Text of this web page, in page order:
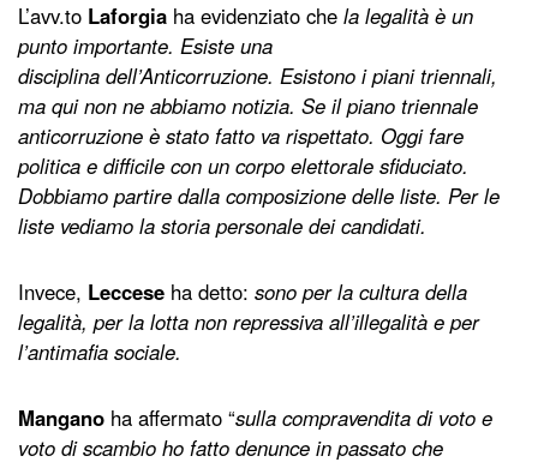
L’avv.to Laforgia ha evidenziato che la legalità è un
punto importante. Esiste una
disciplina dell’Anticorruzione. Esistono i piani triennali,
ma qui non ne abbiamo notizia. Se il piano triennale
anticorruzione è stato fatto va rispettato. Oggi fare
politica e difficile con un corpo elettorale sfiduciato.
Dobbiamo partire dalla composizione delle liste. Per le
liste vediamo la storia personale dei candidati.
Invece, Leccese ha detto: sono per la cultura della
legalità, per la lotta non repressiva all’illegalità e per
l’antimafia sociale.
Mangano ha affermato “sulla compravendita di voto e
voto di scambio ho fatto denunce in passato che